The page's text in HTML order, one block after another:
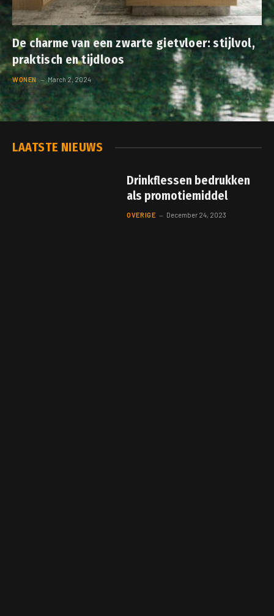
De charme van een zwarte gietvloer: stijlvol,
praktisch en tijdloos
WONEN March 2, 2024
LAATSTE NIEUWS
Drinkflessen bedrukken
als promotiemiddel
OVERIGE December 24, 2023